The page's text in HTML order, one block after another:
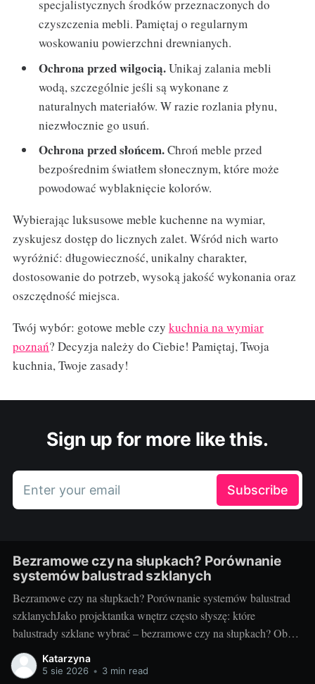
specjalistycznych środków przeznaczonych do
czyszczenia mebli. Pamiętaj o regularnym
woskowaniu powierzchni drewnianych.
Ochrona przed wilgocią.Unikaj zalania mebli
wodą, szczególnie jeśli są wykonane z
naturalnych materiałów. W razie rozlania płynu,
niezwłocznie go usuń.
Ochrona przed słońcem.Chroń meble przed
bezpośrednim światłem słonecznym, które może
powodować wyblaknięcie kolorów.
Wybierając luksusowe meble kuchenne na wymiar,
zyskujesz dostęp do licznych zalet. Wśród nich warto
wyróżnić: długowieczność, unikalny charakter,
dostosowanie do potrzeb, wysoką jakość wykonania oraz
oszczędność miejsca.
Twój wybór: gotowe meble czy kuchnia na wymiar
poznań? Decyzja należy do Ciebie! Pamiętaj, Twoja
kuchnia, Twoje zasady!
Sign up for more like this.
Enter your email Subscribe
Bezramowe czy na słupkach? Porównanie
systemów balustrad szklanych
Bezramowe czy na słupkach? Porównanie systemów balustrad
szklanychJako projektantka wnętrz często słyszę: które
balustrady szklane wybrać – bezramowe czy na słupkach? Oba
systemy potrafią wyglądać zjawiskowo i podnieść wartość
nieruchomości, ale różnią się konstrukcją, montażem i
Katarzyna
5 sie 2026 • 3 min read